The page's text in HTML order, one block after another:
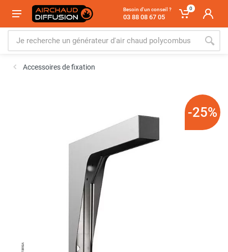
Besoin d'un conseil ?
03 88 08 67 05
0
Accessoires de fixation
-25%